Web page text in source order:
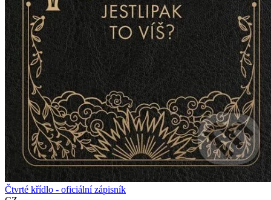
Čtvrté křídlo - oficiální zápisník